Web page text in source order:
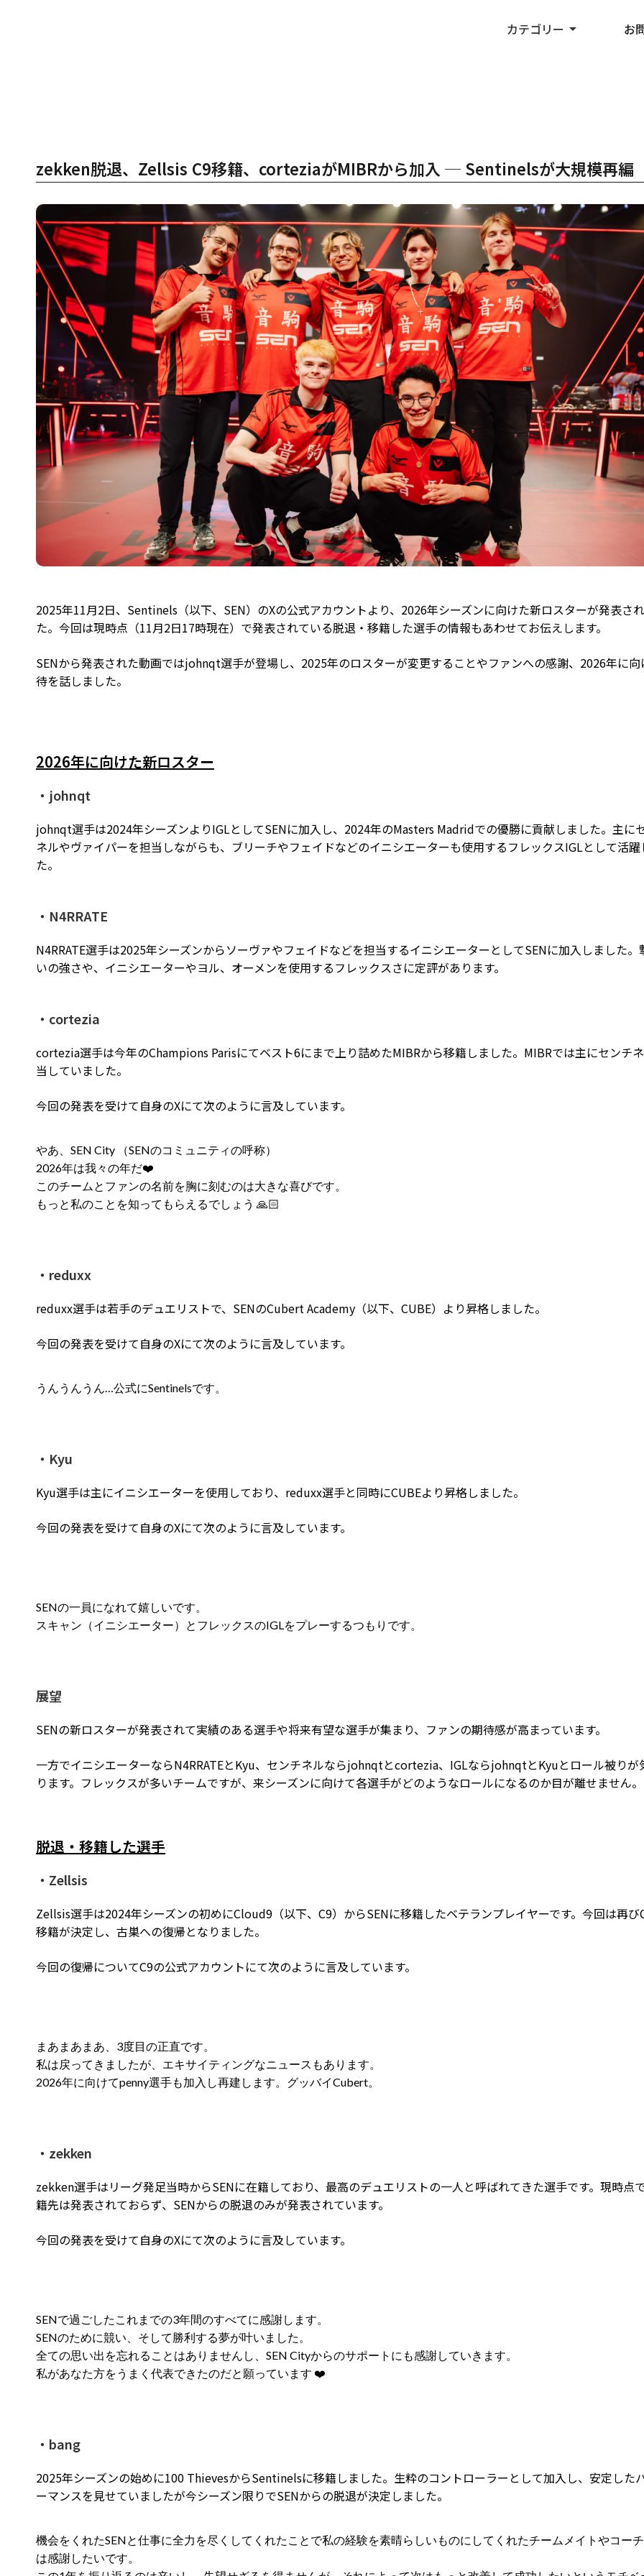
お
カテゴリー arrow_drop_up
zekken脱退、Zellsis C9移籍、corteziaがMIBRから加入 ─ Sentinelsが大規模再編
2025年11月2日、Sentinels（以下、SEN）のXの公式アカウントより、2026年シーズンに向けた新ロスターが発表さ
た。今回は現時点（11月2日17時現在）で発表されている脱退・移籍した選手の情報もあわせてお伝えします。
SENから発表された動画ではjohnqt選手が登場し、2025年のロスターが変更することやファンへの感謝、2026年に向
待を話しました。
2026年に向けた新ロスター
・johnqt
johnqt選手は2024年シーズンよりIGLとしてSENに加入し、2024年のMasters Madridでの優勝に貢献しました。主に
ネルやヴァイパーを担当しながらも、ブリーチやフェイドなどのイニシエーターも使用するフレックスIGLとして活
た。
・N4RRATE
N4RRATE選手は2025年シーズンからソーヴァやフェイドなどを担当するイニシエーターとしてSENに加入しました。
いの強さや、イニシエーターやヨル、オーメンを使用するフレックスさに定評があります。
・cortezia
cortezia選手は今年のChampions Parisにてベスト6にまで上り詰めたMIBRから移籍しました。MIBRでは主にセンチ
当していました。
今回の発表を受けて自身のXにて次のように言及しています。
やあ、SEN City （SENのコミュニティの呼称）
2026年は我々の年だ❤️
このチームとファンの名前を胸に刻むのは大きな喜びです。
もっと私のことを知ってもらえるでしょう 🙏🏻
・reduxx
reduxx選手は若手のデュエリストで、SENのCubert Academy（以下、CUBE）より昇格しました。
今回の発表を受けて自身のXにて次のように言及しています。
うんうんうん…公式にSentinelsです。
・Kyu
Kyu選手は主にイニシエーターを使用しており、reduxx選手と同時にCUBEより昇格しました。
今回の発表を受けて自身のXにて次のように言及しています。
SENの一員になれて嬉しいです。
スキャン（イニシエーター）とフレックスのIGLをプレーするつもりです。
展望
SENの新ロスターが発表されて実績のある選手や将来有望な選手が集まり、ファンの期待感が高まっています。
一方でイニシエーターならN4RRATEとKyu、センチネルならjohnqtとcortezia、IGLならjohnqtとKyuとロール被りが
ります。フレックスが多いチームですが、来シーズンに向けて各選手がどのようなロールになるのか目が離せません。
脱退・移籍した選手
・Zellsis
Zellsis選手は2024年シーズンの初めにCloud9（以下、C9）からSENに移籍したベテランプレイヤーです。今回は再び
移籍が決定し、古巣への復帰となりました。
今回の復帰についてC9の公式アカウントにて次のように言及しています。
まあまあまあ、3度目の正直です。
私は戻ってきましたが、エキサイティングなニュースもあります。
2026年に向けてpenny選手も加入し再建します。グッバイCubert。
・zekken
zekken選手はリーグ発足当時からSENに在籍しており、最高のデュエリストの一人と呼ばれてきた選手です。現時点
籍先は発表されておらず、SENからの脱退のみが発表されています。
今回の発表を受けて自身のXにて次のように言及しています。
SENで過ごしたこれまでの3年間のすべてに感謝します。
SENのために競い、そして勝利する夢が叶いました。
全ての思い出を忘れることはありませんし、SEN Cityからのサポートにも感謝していきます。
私があなた方をうまく代表できたのだと願っています ❤️
・bang
2025年シーズンの始めに100 ThievesからSentinelsに移籍しました。生粋のコントローラーとして加入し、安定した
ーマンスを見せていましたが今シーズン限りでSENからの脱退が決定しました。
機会をくれたSENと仕事に全力を尽くしてくれたことで私の経験を素晴らしいものにしてくれたチームメイトやコー
は感謝したいです。